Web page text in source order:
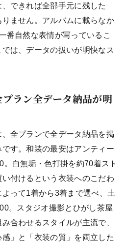
、できれば全部手元に残した
ません。アルバムに載らなか
番自然な表情が写っているこ
は、データの扱いが明快なス
ラン全データ納品が明
全プランで全データ納品を掲
す。和装の最安はアンティー
。白無垢・色打掛を約70着スト
付けるという衣装へのこだわ
って1着から3着まで選べ、土
。スタジオ撮影とひがし茶屋
合わせるスタイルが主流で、
感」と「衣装の質」を両立した